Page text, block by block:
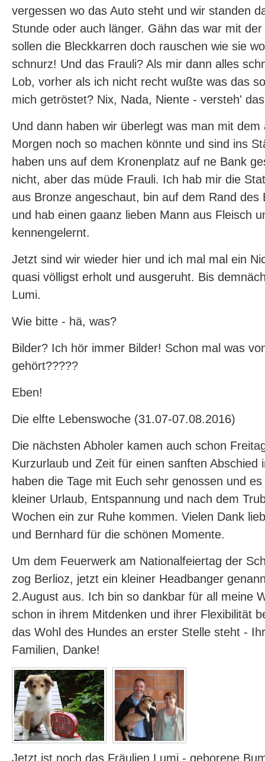
vergessen wo das Auto steht und wir standen
Stunde oder auch länger. Gähn das war mit
sollen die Bleckkarren doch rauschen wie sie
schnurz! Und das Frauli? Als mir dann alles
Lob, vorher als ich nicht recht wußte was das
mich getröstet? Nix, Nada, Niente - versteh'
Und dann haben wir überlegt was man mit dem
Morgen noch so machen könnte und sind ins
haben uns auf dem Kronenplatz auf ne Bank
nicht, aber das müde Frauli. Ich hab mir die
aus Bronze angeschaut, bin auf dem Rand des
und hab einen gaanz lieben Mann aus Fleisch
kennengelernt.
Jetzt sind wir wieder hier und ich mal mal ein
quasi völligst erholt und ausgeruht. Bis
Lumi.
Wie bitte - hä, was?
Bilder? Ich hör immer Bilder! Schon mal was
gehört?????
Eben!
Die elfte Lebenswoche (31.07-07.08.2016)
Die nächsten Abholer kamen auch schon
Kurzurlaub und Zeit für einen sanften Abschied
haben die Tage mit Euch sehr genossen und
kleiner Urlaub, Entspannung und nach dem
Wochen ein zur Ruhe kommen. Vielen Dank
und Bernhard für die schönen Momente.
Um dem Feuerwerk am Nationalfeiertag der
zog Berlioz, jetzt ein kleiner Headbanger
2.August aus. Ich bin so dankbar für all meine
schon in ihrem Mitdenken und ihrer Flexibilität
das Wohl des Hundes an erster Stelle steht -
Familien, Danke!
Jetzt ist noch das Fräulien Lumi - geborene